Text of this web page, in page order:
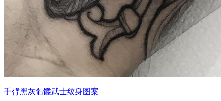
手臂黑灰骷髅武士纹身图案